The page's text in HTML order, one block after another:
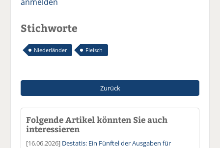
Stichworte
Niederländer Fleisch
Zurück
Folgende Artikel könnten Sie auch
interessieren
[16.06.2026] Destatis: Ein Fünftel der Ausgaben für